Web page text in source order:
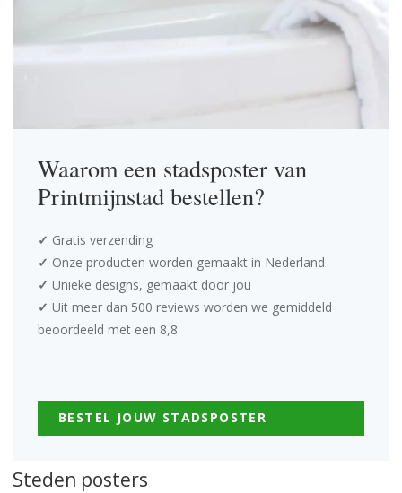
Waarom een stadsposter van
Printmijnstad bestellen?
✓ Gratis verzending
✓ Onze producten worden gemaakt in Nederland
✓ Unieke designs, gemaakt door jou
✓ Uit meer dan 500 reviews worden we gemiddeld
beoordeeld met een 8,8
BESTEL JOUW STADSPOSTER
Steden posters